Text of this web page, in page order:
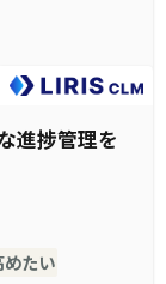
進捗管理を
たい